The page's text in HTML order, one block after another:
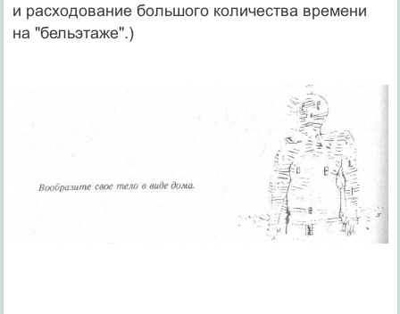
и расходование большого количества времени
на "бельэтаже".)